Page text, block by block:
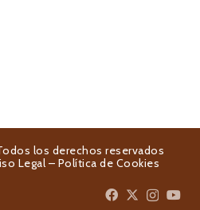
los derechos reservados
Legal – Política de Cookies